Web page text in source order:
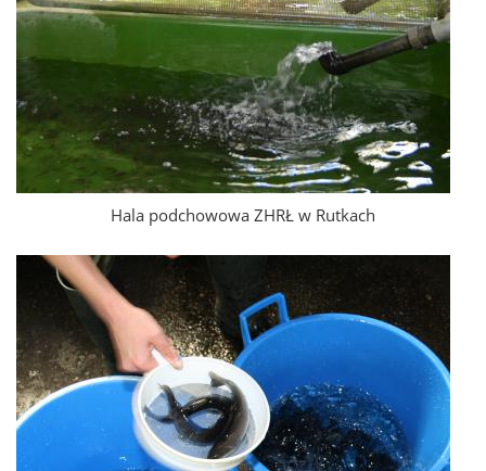
Hala podchowowa ZHRŁ w Rutkach